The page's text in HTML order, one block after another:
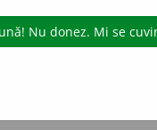
monedei euro.